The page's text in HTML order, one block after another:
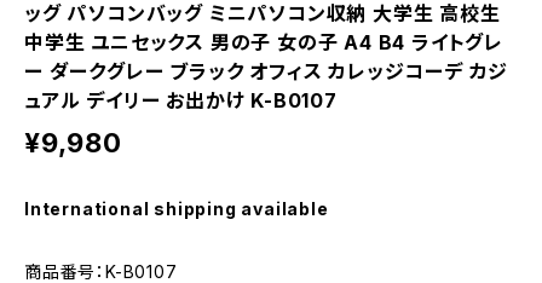
ッグ パソコンバッグ ミニパソコン収納 大学生 高校生
中学生 ユニセックス 男の子 女の子 A4 B4 ライトグレ
ー ダークグレー ブラック オフィス カレッジコーデ カジ
ュアル デイリー お出かけ K-B0107
¥9,980
International shipping available
商品番号：K-B0107